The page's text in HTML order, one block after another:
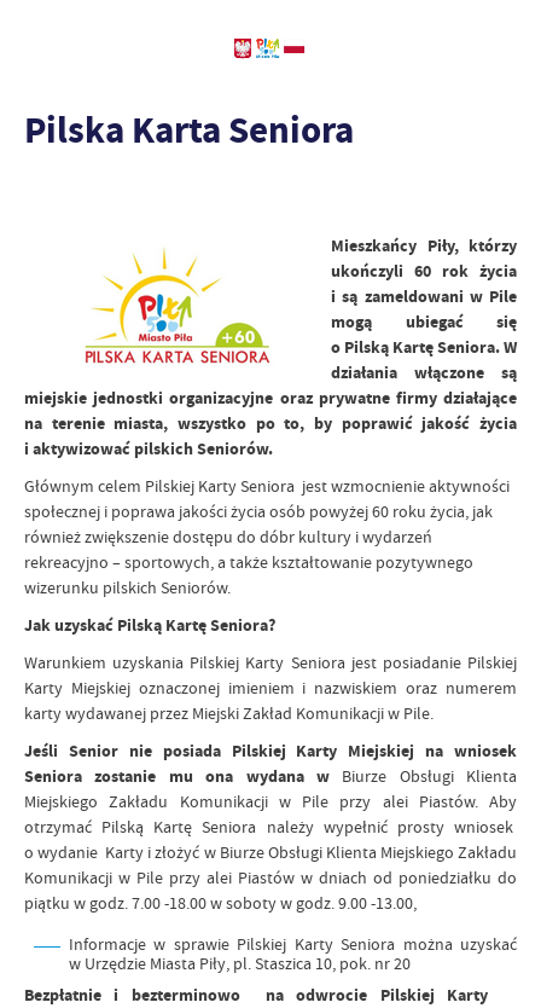
Pilska Karta Seniora
Mieszkańcy Piły, którzy
ukończyli 60 rok życia
i są zameldowani w Pile
mogą ubiegać się
o Pilską Kartę Seniora. W
działania włączone są
miejskie jednostki organizacyjne oraz prywatne firmy działające
na terenie miasta, wszystko po to, by poprawić jakość życia
i aktywizować pilskich Seniorów.
Głównym celem Pilskiej Karty Seniora jest wzmocnienie aktywności
społecznej i poprawa jakości życia osób powyżej 60 roku życia, jak
również zwiększenie dostępu do dóbr kultury i wydarzeń
rekreacyjno – sportowych, a także kształtowanie pozytywnego
wizerunku pilskich Seniorów.
Jak uzyskać Pilską Kartę Seniora?
Warunkiem uzyskania Pilskiej Karty Seniora jest posiadanie Pilskiej
Karty Miejskiej oznaczonej imieniem i nazwiskiem oraz numerem
karty wydawanej przez Miejski Zakład Komunikacji w Pile.
Jeśli Senior nie posiada Pilskiej Karty Miejskiej na wniosek
Seniora zostanie mu ona wydana w Biurze Obsługi Klienta
Miejskiego Zakładu Komunikacji w Pile przy alei Piastów. Aby
otrzymać Pilską Kartę Seniora należy wypełnić prosty wniosek
o wydanie Karty i złożyć w Biurze Obsługi Klienta Miejskiego Zakładu
Komunikacji w Pile przy alei Piastów w dniach od poniedziałku do
piątku w godz. 7.00 -18.00 w soboty w godz. 9.00 -13.00,
Informacje w sprawie Pilskiej Karty Seniora można uzyskać
w Urzędzie Miasta Piły, pl. Staszica 10, pok. nr 20
Bezpłatnie i bezterminowo na odwrocie Pilskiej Karty